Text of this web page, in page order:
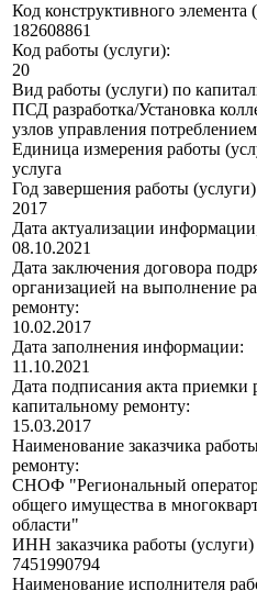
Код конструктивного элемента
182608861
Код работы (услуги):
20
Вид работы (услуги) по
ПСД разработка/Установка
узлов управления
Единица измерения работы
услуга
Год завершения работы
2017
Дата актуализации
08.10.2021
Дата заключения договора
организацией на выполнение
ремонту:
10.02.2017
Дата заполнения информации:
11.10.2021
Дата подписания акта приемки
капитальному ремонту:
15.03.2017
Наименование заказчика
ремонту:
СНОФ "Региональный оператор
общего имущества в
области"
ИНН заказчика работы
7451990794
Наименование исполнителя